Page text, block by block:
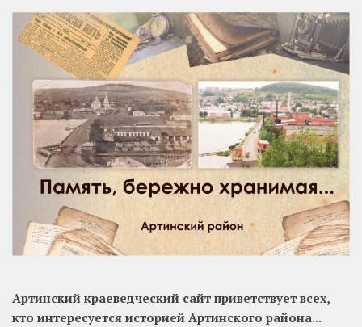
Артинский краеведческий сайт приветствует всех,
кто интересуется историей Артинского района...